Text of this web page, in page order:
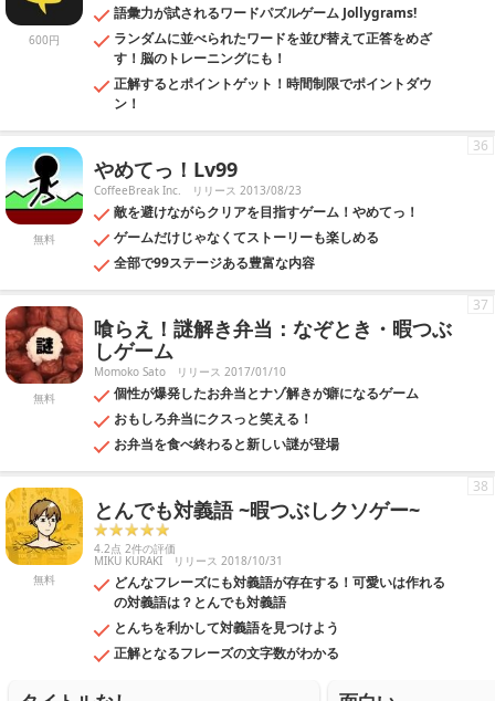
600円
語彙力が試されるワードパズルゲーム Jollygrams!
ランダムに並べられたワードを並び替えて正答をめざ
す！脳のトレーニングにも！
正解するとポイントゲット！時間制限でポイントダウ
ン！
無料
やめてっ！Lv99
CoffeeBreak Inc. リリース 2013/08/23
敵を避けながらクリアを目指すゲーム！やめてっ！
ゲームだけじゃなくてストーリーも楽しめる
全部で99ステージある豊富な内容
36
無料
喰らえ！謎解き弁当：なぞとき・暇つぶ
しゲーム
Momoko Sato リリース 2017/01/10
個性が爆発したお弁当とナゾ解きが癖になるゲーム
おもしろ弁当にクスっと笑える！
お弁当を食べ終わると新しい謎が登場
37
無料
とんでも対義語 ~暇つぶしクソゲー~
4.2点 2件の評価
MIKU KURAKI リリース 2018/10/31
どんなフレーズにも対義語が存在する！可愛いは作れる
の対義語は？とんでも対義語
とんちを利かして対義語を見つけよう
正解となるフレーズの文字数がわかる
38